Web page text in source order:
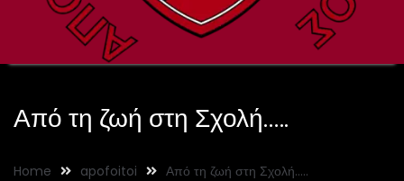
Από τη ζωή στη Σχολή…..
Home apofoitoi Από τη ζωή στη Σχολή…..